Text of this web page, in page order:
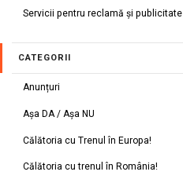
Servicii pentru reclamă și publicitate
CATEGORII
Anunțuri
Așa DA / Așa NU
Călătoria cu Trenul în Europa!
Călătoria cu trenul în România!